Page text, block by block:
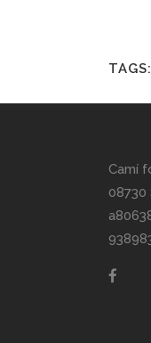
TAGS:
Camí
08730